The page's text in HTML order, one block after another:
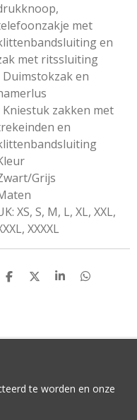
met
en
met ritssluiting
Duimstokzak en
Kniestuk zakken met
en
Grijs
XS, S, M, L, XL, XXL,
XXXXL
D
D
S
D
te worden en onze